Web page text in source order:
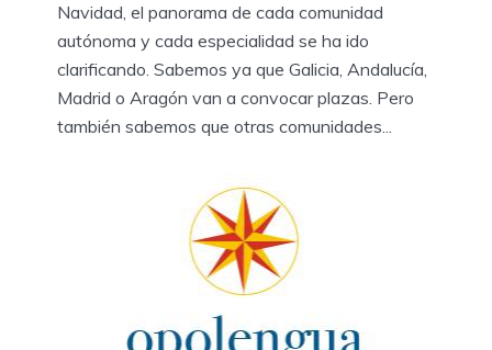
Navidad, el panorama de cada comunidad
autónoma y cada especialidad se ha ido
clarificando. Sabemos ya que Galicia, Andalucía,
Madrid o Aragón van a convocar plazas. Pero
también sabemos que otras comunidades...